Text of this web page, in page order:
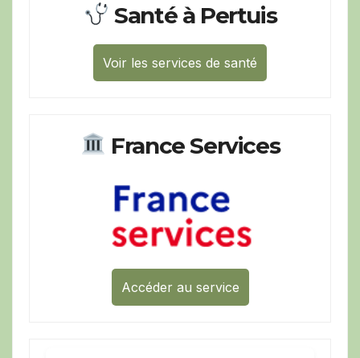
Santé à Pertuis
Voir les services de santé
France Services
Accéder au service